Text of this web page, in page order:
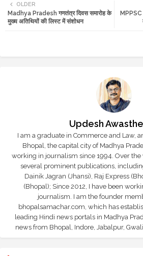
tte ats
MPPSC
OLDER
Madhya Pradesh गणतंत्र दिवस समारोह के
मुख्य अतिथियों की लिस्ट में संशोधन
Updesh
I am a graduate in Commerce and Law,
Bhopal, the capital city of Madhya
working in journalism since 1994. Over the
several prominent publications,
Dainik Jagran (Jhansi), Raj Express
(Bhopal); Since 2012, I have been
journalism. I am the founder
bhopalsamachar.com, which has
leading Hindi news portals in Madhya
news from Bhopal, Indore, Jabalpur,